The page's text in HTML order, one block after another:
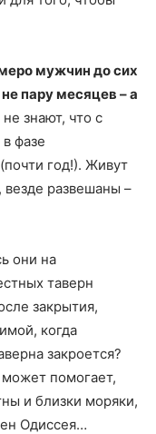
мужчин до сих
пару месяцев – а
знают, что с
фазе
год!). Живут
развешаны –
они на
таверн
закрытия,
когда
закроется?
помогает,
и близки моряки,
Одиссея…